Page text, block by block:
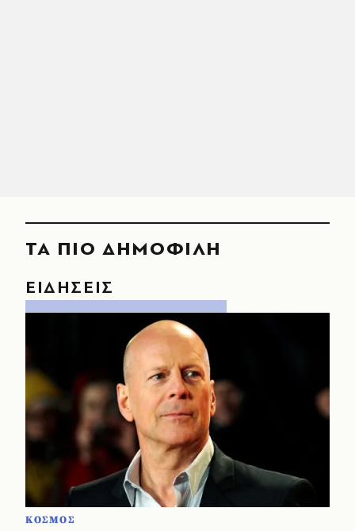
ΤΑ ΠΙΟ ΔΗΜΟΦΙΛΗ
ΕΙΔΗΣΕΙΣ
ΚΟΣΜΟΣ